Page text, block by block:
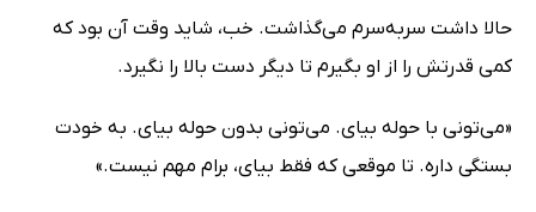
حالا داشت سربه‌سرم می‌گذاشت. خب، شاید وقت آن بود که
کمی قدرتش را از او بگیرم تا دیگر دست بالا را نگیرد.
«می‌تونی با حوله بیای. می‌تونی بدون حوله بیای. به خودت
بستگی داره. تا موقعی که فقط بیای، برام مهم نیست.»